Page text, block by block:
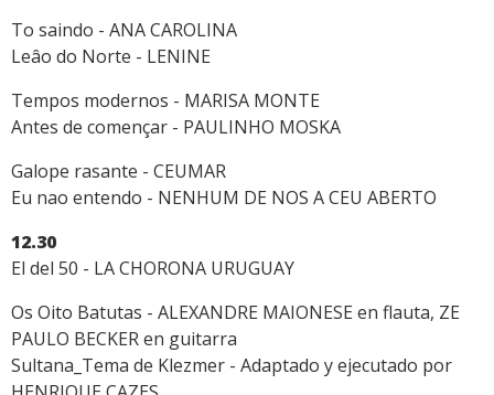
To saindo - ANA CAROLINA
Leâo do Norte - LENINE
Tempos modernos - MARISA MONTE
Antes de començar - PAULINHO MOSKA
Galope rasante - CEUMAR
Eu nao entendo - NENHUM DE NOS A CEU ABERTO
12.30
El del 50 - LA CHORONA URUGUAY
Os Oito Batutas - ALEXANDRE MAIONESE en flauta, ZE
PAULO BECKER en guitarra
Sultana_Tema de Klezmer - Adaptado y ejecutado por